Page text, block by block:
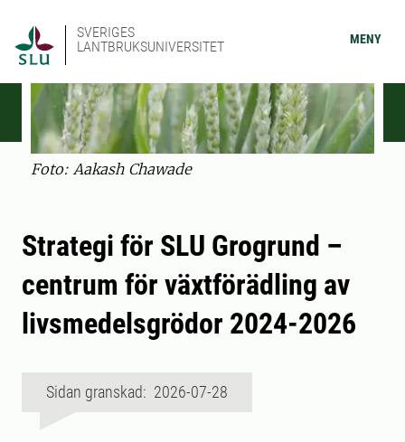
SVERIGES
LANTBRUKSUNIVERSITET
MENY
Foto: Aakash Chawade
Strategi för SLU Grogrund –
centrum för växtförädling av
livsmedelsgrödor 2024-2026
Sidan granskad: 2026-07-28